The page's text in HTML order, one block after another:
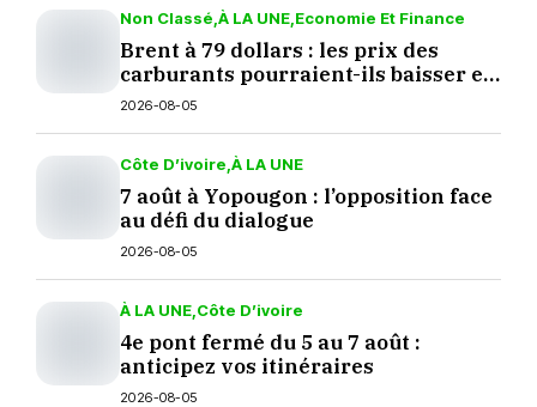
Non Classé À LA UNE Economie Et Finance
Brent à 79 dollars : les prix des
carburants pourraient-ils baisser en
septembre ?
2026-08-05
Côte D’ivoire À LA UNE
7 août à Yopougon : l’opposition face
au défi du dialogue
2026-08-05
À LA UNE Côte D’ivoire
4e pont fermé du 5 au 7 août :
anticipez vos itinéraires
2026-08-05